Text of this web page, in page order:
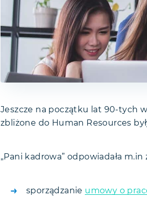
Jeszcze na początku lat 90-tych
zbliżone do Human Resources
„Pani kadrowa” odpowiadała m.in
sporządzanie umowy o